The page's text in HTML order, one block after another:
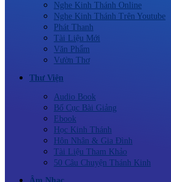
Nghe Kinh Thánh Online
Nghe Kinh Thánh Trên Youtube
Phát Thanh
Tài Liệu Mới
Văn Phẩm
Vườn Thơ
Thư Viện
Audio Book
Bố Cục Bài Giảng
Ebook
Học Kinh Thánh
Hôn Nhân & Gia Đình
Tài Liệu Tham Khảo
50 Câu Chuyện Thánh Kinh